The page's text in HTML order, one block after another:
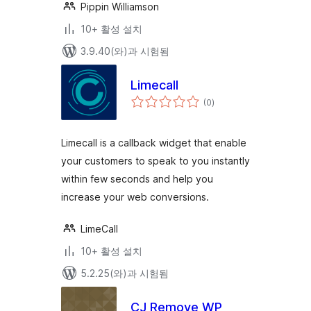
Pippin Williamson
10+ 활성 설치
3.9.40(와)과 시험됨
Limecall
(0전
체)
Limecall is a callback widget that enable
your customers to speak to you instantly
within few seconds and help you
increase your web conversions.
LimeCall
10+ 활성 설치
5.2.25(와)과 시험됨
CJ Remove WP